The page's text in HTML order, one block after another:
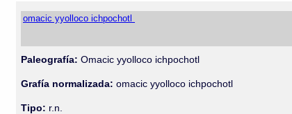
omacic yyolloco ichpochotl
Paleografía: Omacic yyolloco ichpochotl
Grafía normalizada: omacic yyolloco ichpochotl
Tipo: r.n.